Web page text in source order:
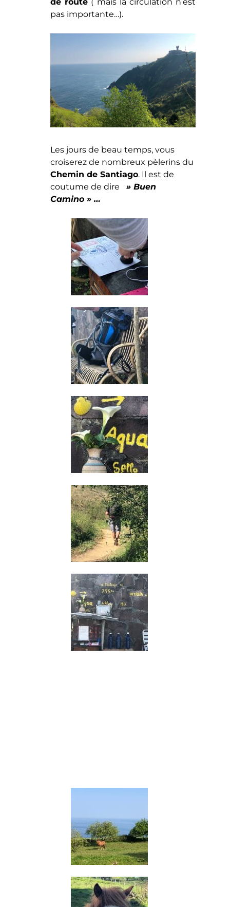
pas importante…).
Les jours de beau temps, vous
croiserez de nombreux pèlerins du
Chemin de Santiago. Il est de
coutume de dire
» Buen
Camino » …